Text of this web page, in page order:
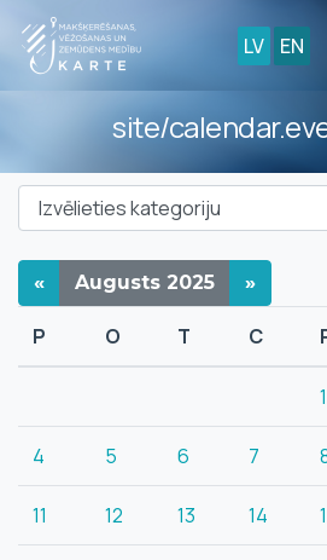
LV EN
site/
« Augusts 2025 »
P O T C
1
4 5 6 7
11 12 13 14